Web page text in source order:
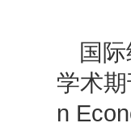
国
学术
n